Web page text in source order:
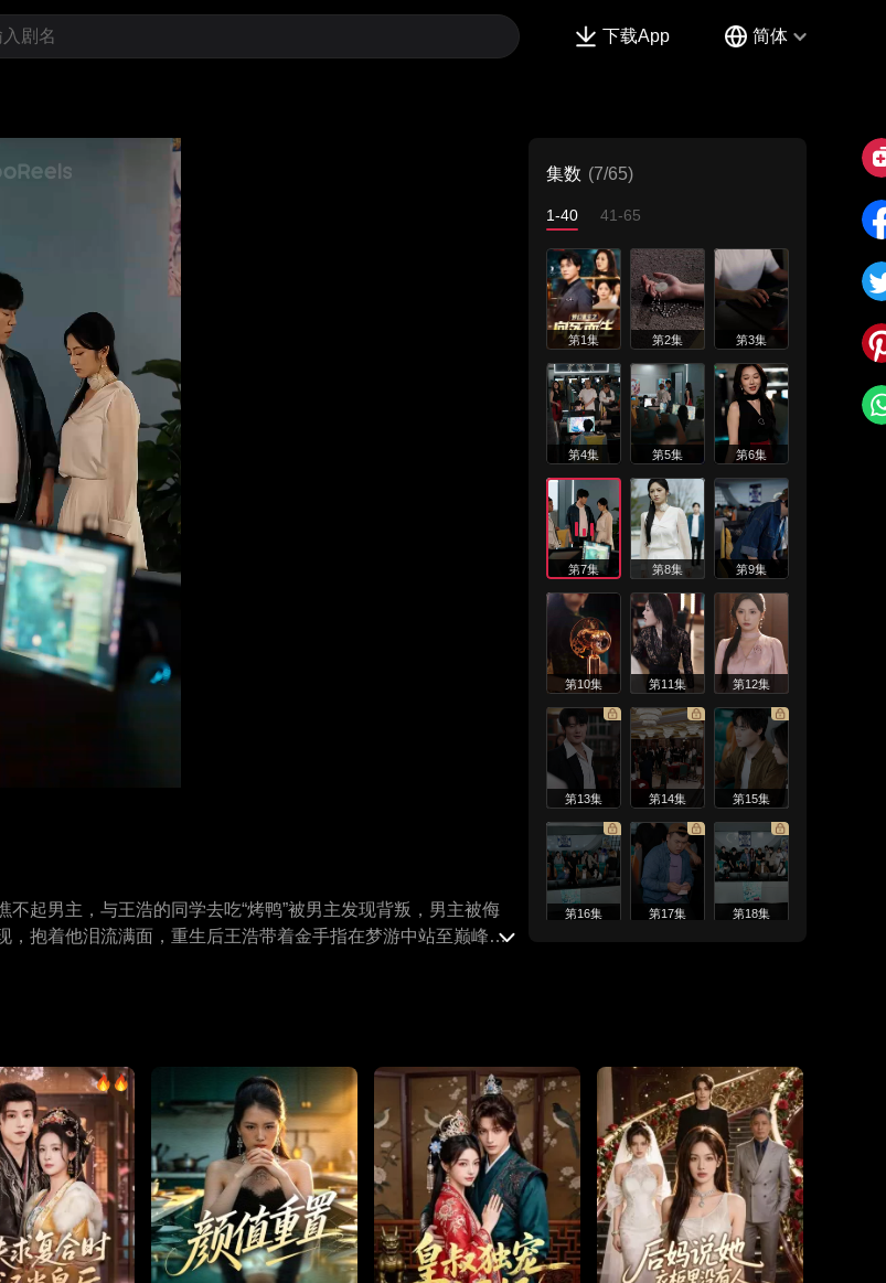
下载App 简体
起男主，与王浩的同学去吃“烤鸭”被男主发现背叛，男主被侮
抱着他泪流满面，重生后王浩带着金手指在梦游中站至巅峰，
集数 (7/65)
1-40 41-65
第1集 第2集 第3集
第4集 第5集 第6集
第7集 第8集 第9集
第10集 第11集 第12集
第13集 第14集 第15集
第16集 第17集 第18集
第22集 第23集 第24集
第25集 第26集 第27集